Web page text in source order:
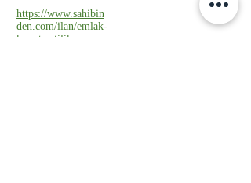
https://www.sahibin
den.com/ilan/emlak-
konut-satilik-